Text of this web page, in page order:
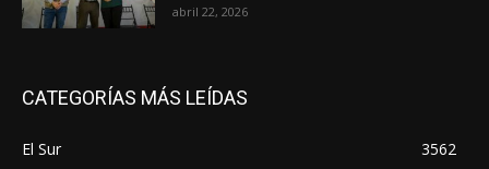
abril 22, 2026
CATEGORÍAS MÁS LEÍDAS
El Sur
3562